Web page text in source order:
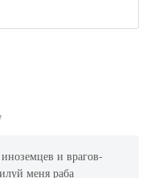
и врагов-
меня раба